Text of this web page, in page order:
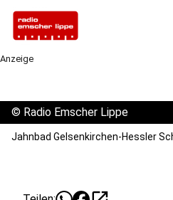
Anzeige
© Radio Emscher Lippe
Jahnbad Gelsenkirchen-Hessler